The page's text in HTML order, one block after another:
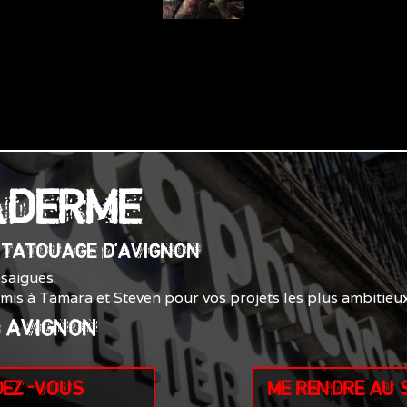
TATOUAGE D'AVIGNON
à Tamara et Steven pour vos projets les plus
AVIGNON
VOUS ME RENDRE AU